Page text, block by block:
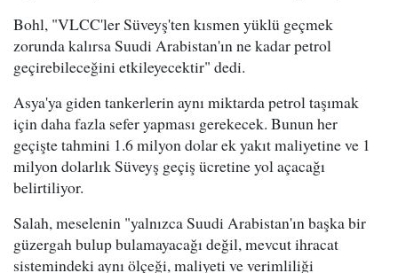
Bohl, "VLCC'ler Süveyş'ten kısmen yüklü geçmek
zorunda kalırsa Suudi Arabistan'ın ne kadar petrol
geçirebileceğini etkileyecektir" dedi.
Asya'ya giden tankerlerin aynı miktarda petrol taşımak
için daha fazla sefer yapması gerekecek. Bunun her
geçişte tahmini 1.6 milyon dolar ek yakıt maliyetine ve 1
milyon dolarlık Süveyş geçiş ücretine yol açacağı
belirtiliyor.
Salah, meselenin "yalnızca Suudi Arabistan'ın başka bir
güzergah bulup bulamayacağı değil, mevcut ihracat
sistemindeki aynı ölçeği, maliyeti ve verimliliği